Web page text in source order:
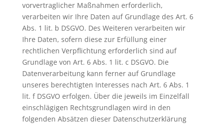
vorvertraglicher Maßnahmen erforderlich,
verarbeiten wir Ihre Daten auf Grundlage des Art. 6
Abs. 1 lit. b DSGVO. Des Weiteren verarbeiten wir
Ihre Daten, sofern diese zur Erfüllung einer
rechtlichen Verpflichtung erforderlich sind auf
Grundlage von Art. 6 Abs. 1 lit. c DSGVO. Die
Datenverarbeitung kann ferner auf Grundlage
unseres berechtigten Interesses nach Art. 6 Abs. 1
lit. f DSGVO erfolgen. Über die jeweils im Einzelfall
einschlägigen Rechtsgrundlagen wird in den
folgenden Absätzen dieser Datenschutzerklärung